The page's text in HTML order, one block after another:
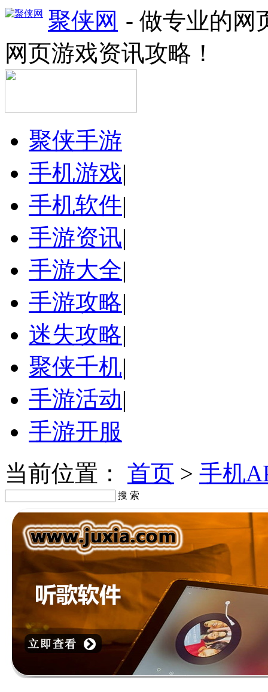
聚侠网 - 做专业的网
网页游戏资讯攻略！
聚侠手游
手机游戏|
手机软件|
手游资讯|
手游大全|
手游攻略|
迷失攻略|
聚侠千机|
手游活动|
手游开服
当前位置： 首页 > 手机
搜 索